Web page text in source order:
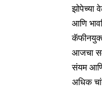
झोपेच्या
आणि
आजचा
संयम आणि
अधिक